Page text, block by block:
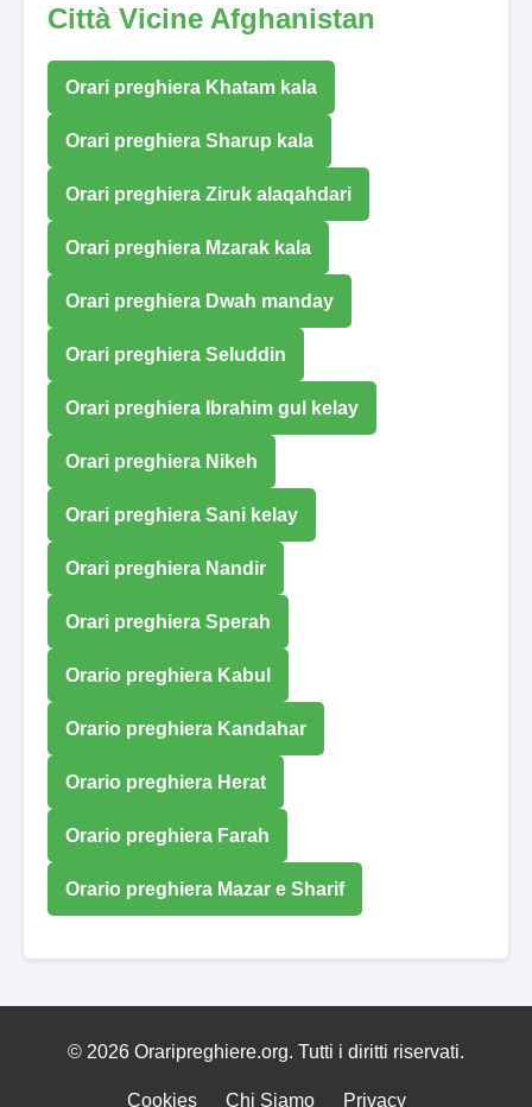
Città Vicine Afghanistan
Orari preghiera Khatam kala
Orari preghiera Sharup kala
Orari preghiera Ziruk alaqahdari
Orari preghiera Mzarak kala
Orari preghiera Dwah manday
Orari preghiera Seluddin
Orari preghiera Ibrahim gul kelay
Orari preghiera Nikeh
Orari preghiera Sani kelay
Orari preghiera Nandir
Orari preghiera Sperah
Orario preghiera Kabul
Orario preghiera Kandahar
Orario preghiera Herat
Orario preghiera Farah
Orario preghiera Mazar e Sharif
© 2026 Oraripreghiere.org. Tutti i diritti riservati.
Cookies Chi Siamo Privacy